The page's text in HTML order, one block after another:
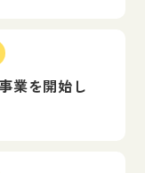
業を開始し